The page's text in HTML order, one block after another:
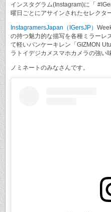
インスタグラム(Instagram)に「
曜日ごとにアサインされたセレクタ
InstagramersJapan（IGersJP）
の持つ魅力的な描写を各種ミラーレ
て軽いパンケーキレン「GIZMON
ラトイデジカメスマホカメラの強い
ノミネートのみなさんです。